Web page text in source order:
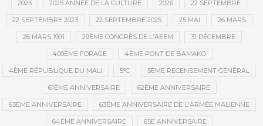
2025 2025 ANNÉE DE LA CULTURE 2026 22 SEPTEMBRE
22 SEPTEMBRE 2023 22 SEPTEMBRE 2025 25 MAI 26 MARS
26 MARS 1991 29ÈME CONGRÈS DE L'AEEM 31 DÉCEMBRE
400ÈME FORAGE 4ÈME PONT DE BAMAKO
4ÈME RÉPUBLIQUE DU MALI 5°C 5ÈME RECENSEMENT GÉNÉRAL
61ÈME ANNIVERSAIRE 62ÈME ANNIVERSAIRE
63ÈME ANNIVERSAIRE 63ÈME ANNIVERSAIRE DE L'ARMÉE MALIENNE
64ÈME ANNIVERSAIRE 65E ANNIVERSAIRE